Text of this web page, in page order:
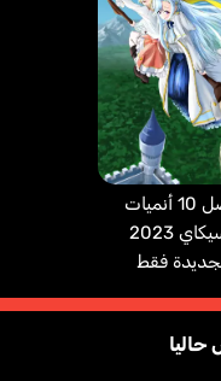
أفضل 10 أنميات
إيسيكاي 2023
فقط